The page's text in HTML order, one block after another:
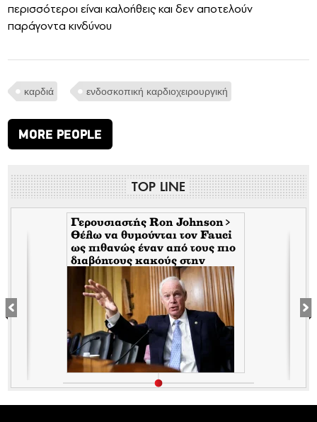
περισσότεροι είναι καλοήθεις και δεν αποτελούν
παράγοντα κινδύνου
καρδιά ενδοσκοπική καρδιοχειρουργική
MORE PEOPLE
TOP LINE
Γερουσιαστής Ron Johnson>
Θέλω να θυμούνται τον Fauci
ως πιθανώς έναν από τους πιο
διαβόητους κακούς στην
αμερικανική ιστορία